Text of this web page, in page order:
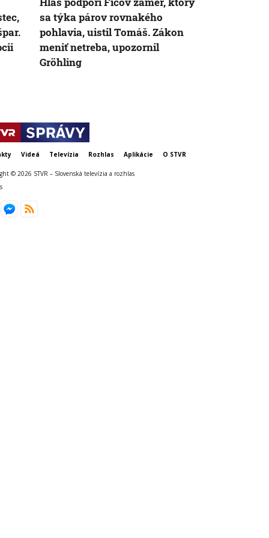
sa týka párov rovnakého
pohlavia, uistil Tomáš. Zákon
meniť netreba, upozornil
Gröhling
Videá Televízia Rozhlas Aplikácie O STVR
© 2026 STVR – Slovenská televízia a rozhlas